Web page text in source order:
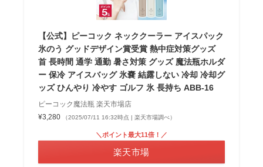
【公式】ピーコック ネッククーラー アイスパック
氷のう グッドデザイン賞受賞 熱中症対策グッズ
首 長時間 通学 通勤 暑さ対策 グッズ 魔法瓶ホルダ
ー 保冷 アイスバッグ 氷嚢 結露しない 冷却 冷却グ
ッズ ひんやり 冷やす ゴルフ 氷 長持ち ABB-16
ピーコック魔法瓶 楽天市場店
¥3,280
（2025/07/11 16:32時点 | 楽天市場調べ）
＼ポイント最大11倍！／
楽天市場